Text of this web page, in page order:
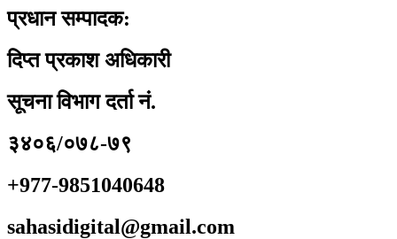
प्रधान सम्पादक:
दिप्त प्रकाश अधिकारी
सूचना विभाग दर्ता नं.
३४०६/०७८-७९
+977-9851040648
sahasidigital@gmail.com